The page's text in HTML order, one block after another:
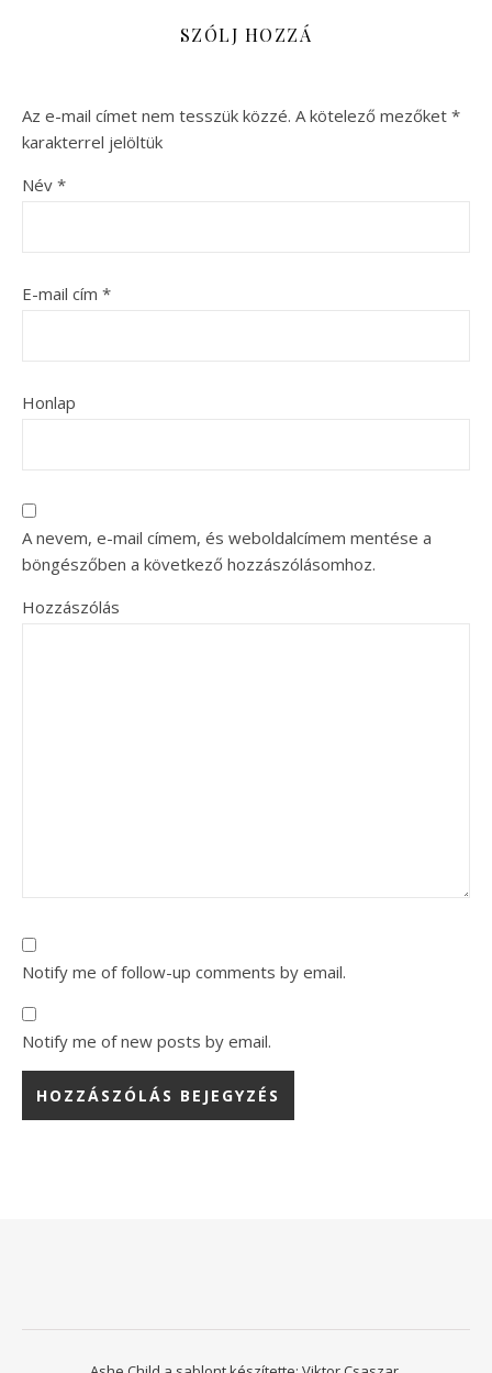
SZÓLJ HOZZÁ
Az e-mail címet nem tesszük közzé. A kötelező mezőket *
karakterrel jelöltük
Név *
E-mail cím *
Honlap
A nevem, e-mail címem, és weboldalcímem mentése a
böngészőben a következő hozzászólásomhoz.
Hozzászólás
Notify me of follow-up comments by email.
Notify me of new posts by email.